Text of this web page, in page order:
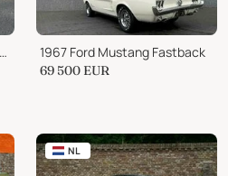
1932 Ford Model B Big Block "Rocker" Custom 1967 Ford Mustang Fastback
69 500 EUR
NL